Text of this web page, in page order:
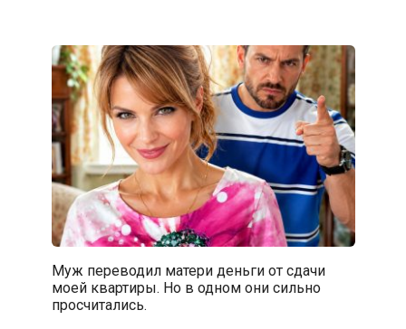
Муж переводил матери деньги от сдачи
моей квартиры. Но в одном они сильно
просчитались.